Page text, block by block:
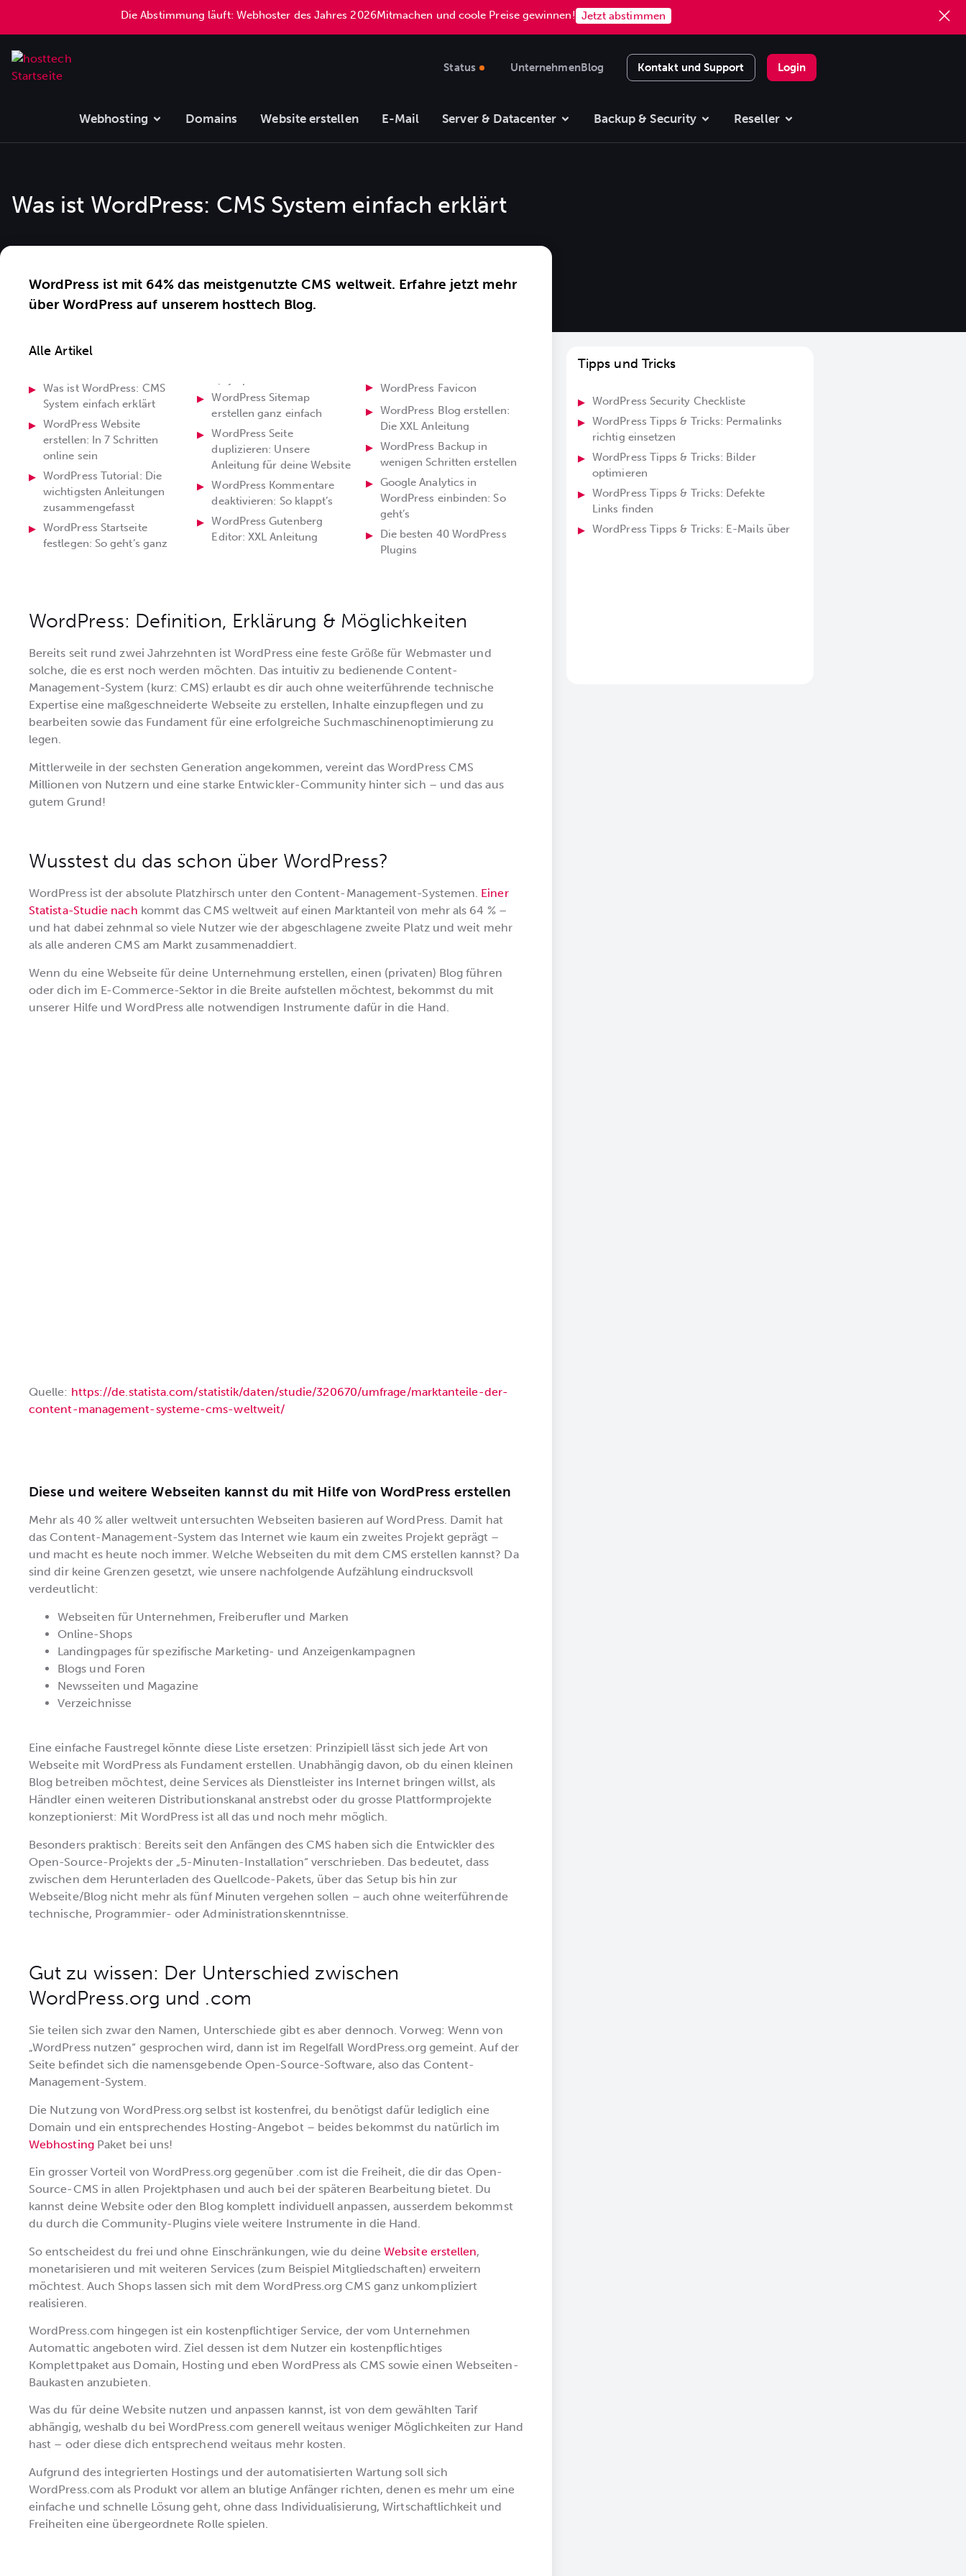
Die Abstimmung läuft: Webhoster des Jahres 2026Mitmachen und coole Preise gewinnen! Jetzt abstimmen
Status UnternehmenBlog Kontakt und Support Login
Webhosting Domains Website erstellen E-Mail Server & Datacenter Backup & Security Reseller
Was ist WordPress: CMS System einfach erklärt
WordPress ist mit 64% das meistgenutzte CMS weltweit. Erfahre jetzt mehr
über WordPress auf unserem hosttech Blog.
Alle Artikel
Was ist WordPress: CMS
System einfach erklärt
WordPress Website
erstellen: In 7 Schritten
online sein
WordPress Tutorial: Die
wichtigsten Anleitungen
zusammengefasst
WordPress Startseite
festlegen: So geht’s ganz
einfach
WordPress Sitemap
erstellen ganz einfach
WordPress Seite
duplizieren: Unsere
Anleitung für deine Website
WordPress Kommentare
deaktivieren: So klappt’s
WordPress Gutenberg
Editor: XXL Anleitung
WordPress Favicon
hinzufügen: So klappt’s
WordPress Blog erstellen:
Die XXL Anleitung
WordPress Backup in
wenigen Schritten erstellen
Google Analytics in
WordPress einbinden: So
geht’s
Die besten 40 WordPress
Plugins
WordPress: Definition, Erklärung & Möglichkeiten
Bereits seit rund zwei Jahrzehnten ist WordPress eine feste Größe für Webmaster und
solche, die es erst noch werden möchten. Das intuitiv zu bedienende Content-
Management-System (kurz: CMS) erlaubt es dir auch ohne weiterführende technische
Expertise eine maßgeschneiderte Webseite zu erstellen, Inhalte einzupflegen und zu
bearbeiten sowie das Fundament für eine erfolgreiche Suchmaschinenoptimierung zu
legen.
Mittlerweile in der sechsten Generation angekommen, vereint das WordPress CMS
Millionen von Nutzern und eine starke Entwickler-Community hinter sich – und das aus
gutem Grund!
Wusstest du das schon über WordPress?
WordPress ist der absolute Platzhirsch unter den Content-Management-Systemen. Einer
Statista-Studie nach kommt das CMS weltweit auf einen Marktanteil von mehr als 64 % –
und hat dabei zehnmal so viele Nutzer wie der abgeschlagene zweite Platz und weit mehr
als alle anderen CMS am Markt zusammenaddiert.
Wenn du eine Webseite für deine Unternehmung erstellen, einen (privaten) Blog führen
oder dich im E-Commerce-Sektor in die Breite aufstellen möchtest, bekommst du mit
unserer Hilfe und WordPress alle notwendigen Instrumente dafür in die Hand.
Quelle: https://de.statista.com/statistik/daten/studie/320670/umfrage/marktanteile-der-
content-management-systeme-cms-weltweit/
Diese und weitere Webseiten kannst du mit Hilfe von WordPress erstellen
Mehr als 40 % aller weltweit untersuchten Webseiten basieren auf WordPress. Damit hat
das Content-Management-System das Internet wie kaum ein zweites Projekt geprägt –
und macht es heute noch immer. Welche Webseiten du mit dem CMS erstellen kannst? Da
sind dir keine Grenzen gesetzt, wie unsere nachfolgende Aufzählung eindrucksvoll
verdeutlicht:
Webseiten für Unternehmen, Freiberufler und Marken
Online-Shops
Landingpages für spezifische Marketing- und Anzeigenkampagnen
Blogs und Foren
Newsseiten und Magazine
Verzeichnisse
Eine einfache Faustregel könnte diese Liste ersetzen: Prinzipiell lässt sich jede Art von
Webseite mit WordPress als Fundament erstellen. Unabhängig davon, ob du einen kleinen
Blog betreiben möchtest, deine Services als Dienstleister ins Internet bringen willst, als
Händler einen weiteren Distributionskanal anstrebst oder du grosse Plattformprojekte
konzeptionierst: Mit WordPress ist all das und noch mehr möglich.
Besonders praktisch: Bereits seit den Anfängen des CMS haben sich die Entwickler des
Open-Source-Projekts der „5-Minuten-Installation“ verschrieben. Das bedeutet, dass
zwischen dem Herunterladen des Quellcode-Pakets, über das Setup bis hin zur
Webseite/Blog nicht mehr als fünf Minuten vergehen sollen – auch ohne weiterführende
technische, Programmier- oder Administrationskenntnisse.
Gut zu wissen: Der Unterschied zwischen
WordPress.org und .com
Sie teilen sich zwar den Namen, Unterschiede gibt es aber dennoch. Vorweg: Wenn von
„WordPress nutzen“ gesprochen wird, dann ist im Regelfall WordPress.org gemeint. Auf der
Seite befindet sich die namensgebende Open-Source-Software, also das Content-
Management-System.
Die Nutzung von WordPress.org selbst ist kostenfrei, du benötigst dafür lediglich eine
Domain und ein entsprechendes Hosting-Angebot – beides bekommst du natürlich im
WebhostingPaket bei uns!
Ein grosser Vorteil von WordPress.org gegenüber .com ist die Freiheit, die dir das Open-
Source-CMS in allen Projektphasen und auch bei der späteren Bearbeitung bietet. Du
kannst deine Website oder den Blog komplett individuell anpassen, ausserdem bekommst
du durch die Community-Plugins viele weitere Instrumente in die Hand.
So entscheidest du frei und ohne Einschränkungen, wie du deineWebsite erstellen,
monetarisieren und mit weiteren Services (zum Beispiel Mitgliedschaften) erweitern
möchtest. Auch Shops lassen sich mit dem WordPress.org CMS ganz unkompliziert
realisieren.
WordPress.com hingegen ist ein kostenpflichtiger Service, der vom Unternehmen
Automattic angeboten wird. Ziel dessen ist dem Nutzer ein kostenpflichtiges
Komplettpaket aus Domain, Hosting und eben WordPress als CMS sowie einen Webseiten-
Baukasten anzubieten.
Was du für deine Website nutzen und anpassen kannst, ist von dem gewählten Tarif
abhängig, weshalb du bei WordPress.com generell weitaus weniger Möglichkeiten zur Hand
hast – oder diese dich entsprechend weitaus mehr kosten.
Aufgrund des integrierten Hostings und der automatisierten Wartung soll sich
WordPress.com als Produkt vor allem an blutige Anfänger richten, denen es mehr um eine
einfache und schnelle Lösung geht, ohne dass Individualisierung, Wirtschaftlichkeit und
Freiheiten eine übergeordnete Rolle spielen.
Tipps und Tricks
WordPress Security Checkliste
WordPress Tipps & Tricks: Permalinks
richtig einsetzen
WordPress Tipps & Tricks: Bilder
optimieren
WordPress Tipps & Tricks: Defekte
Links finden
WordPress Tipps & Tricks: E-Mails über